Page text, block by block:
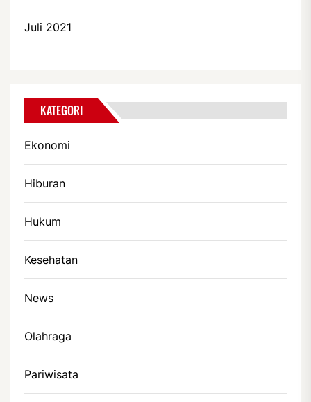
Juli 2021
KATEGORI
Ekonomi
Hiburan
Hukum
Kesehatan
News
Olahraga
Pariwisata